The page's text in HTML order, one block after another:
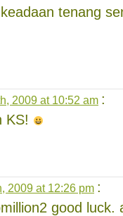
tenang
2009 at 10:52 am :
KS!
2009 at 12:26 pm :
good luck.